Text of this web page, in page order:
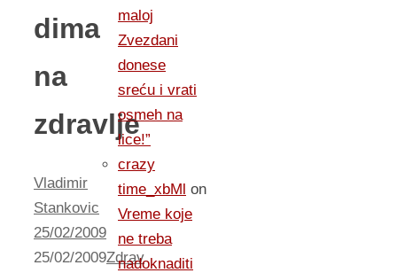
dima
na
zdravlje
Vladimir
Stankovic
25/02/2009
25/02/2009Zdrav
maloj
Zvezdani
donese
sreću i vrati
osmeh na
lice!”
crazy
time_xbMl on
Vreme koje
ne treba
nadoknaditi